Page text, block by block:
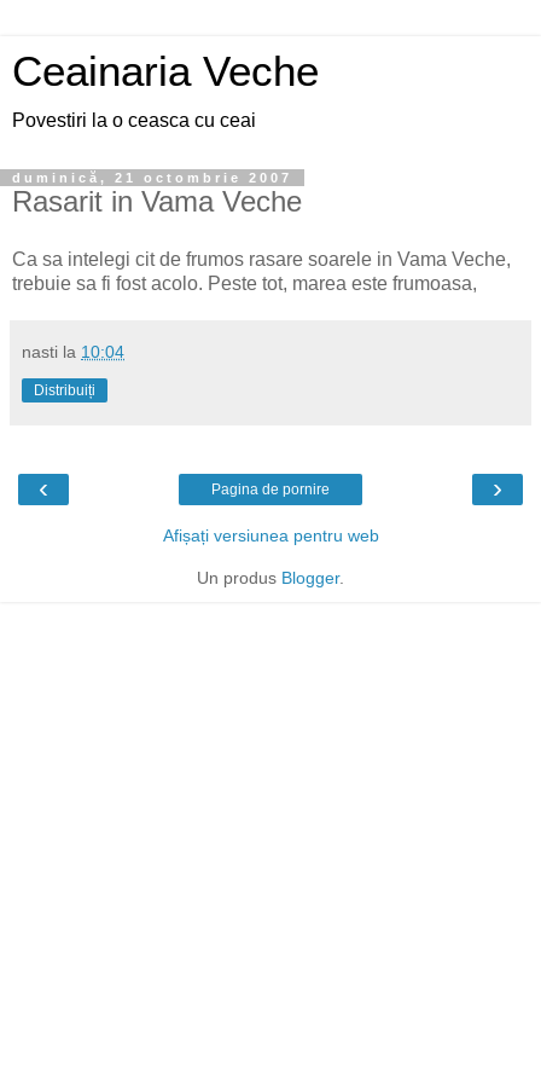
Ceainaria Veche
Povestiri la o ceasca cu ceai
duminică, 21 octombrie 2007
Rasarit in Vama Veche
Ca sa intelegi cit de frumos rasare soarele in Vama Veche,
trebuie sa fi fost acolo. Peste tot, marea este frumoasa,
nasti la 10:04
Distribuiți
‹ ›
Pagina de pornire
Afișați versiunea pentru web
Un produs Blogger.